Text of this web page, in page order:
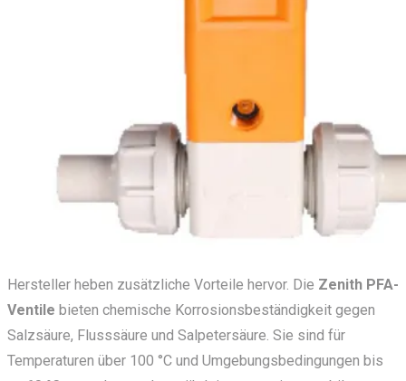
Hersteller heben zusätzliche Vorteile hervor. Die Zenith PFA-
Ventile bieten chemische Korrosionsbeständigkeit gegen
Salzsäure, Flusssäure und Salpetersäure. Sie sind für
Temperaturen über 100 °C und Umgebungsbedingungen bis